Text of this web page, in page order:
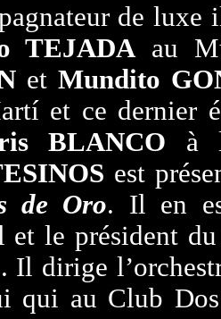
de luxe
TEJADA au
et Mundito
et ce dernier
BLANCO à
est
de Oro. Il en
et le président
Il dirige
qui au Club